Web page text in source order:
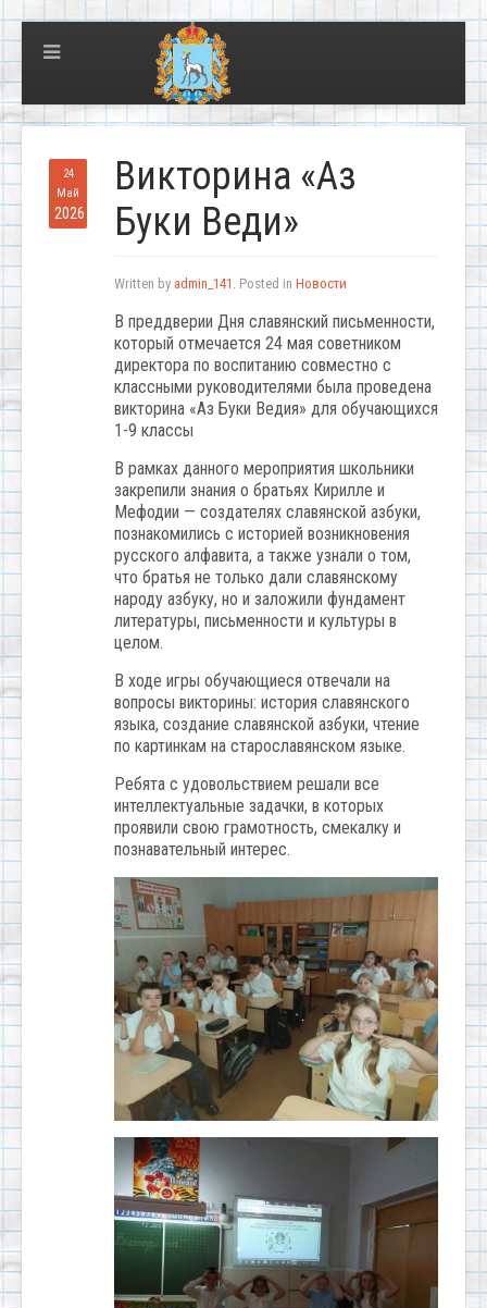
24
Май
2026
Викторина «Аз
Буки Веди»
Written by admin_141 . Posted in Новости
В преддверии Дня славянский письменности,
который отмечается 24 мая советником
директора по воспитанию совместно с
классными руководителями была проведена
викторина «Аз Буки Ведия» для обучающихся
1-9 классы
В рамках данного мероприятия школьники
закрепили знания о братьях Кирилле и
Мефодии — создателях славянской азбуки,
познакомились с историей возникновения
русского алфавита, а также узнали о том,
что братья не только дали славянскому
народу азбуку, но и заложили фундамент
литературы, письменности и культуры в
целом.
В ходе игры обучающиеся отвечали на
вопросы викторины: история славянского
языка, создание славянской азбуки, чтение
по картинкам на старославянском языке.
Ребята с удовольствием решали все
интеллектуальные задачки, в которых
проявили свою грамотность, смекалку и
познавательный интерес.